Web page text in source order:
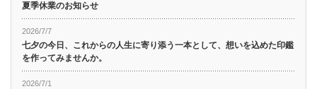
夏季休業のお知らせ
2026/7/7
七夕の今日、これからの人生に寄り添う一本として、想いを込めた印鑑
を作ってみませんか。
2026/7/1